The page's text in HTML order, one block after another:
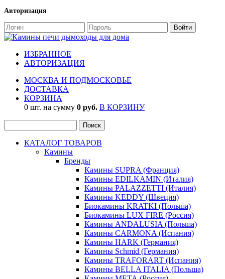
Авторизация
ИЗБРАННОЕ
АВТОРИЗАЦИЯ
МОСКВА И ПОДМОСКОВЬЕ
ДОСТАВКА
КОРЗИНА
0 шт. на сумму 0 руб. В КОРЗИНУ
КАТАЛОГ ТОВАРОВ
Камины
Бренды
Камины SUPRA (Франция)
Камины EDILKAMIN (Италия)
Камины PALAZZETTI (Италия)
Камины KEDDY (Швеция)
Биокамины KRATKI (Польша)
Биокамины LUX FIRE (Россия)
Камины ANDALUSIA (Польша)
Камины CARMONA (Испания)
Камины HARK (Германия)
Камины Schmid (Германия)
Камины TRAFORART (Испания)
Камины BELLA ITALIA (Польша)